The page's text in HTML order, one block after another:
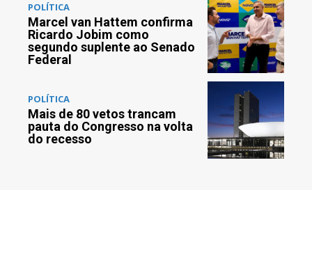
POLÍTICA
Marcel van Hattem confirma
Ricardo Jobim como
segundo suplente ao Senado
Federal
POLÍTICA
Mais de 80 vetos trancam
pauta do Congresso na volta
do recesso